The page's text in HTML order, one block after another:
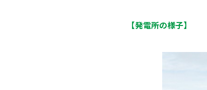
【発電所の様子】